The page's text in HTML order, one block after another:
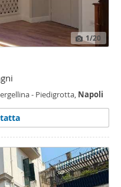
1/20
- Piedigrotta, Napoli